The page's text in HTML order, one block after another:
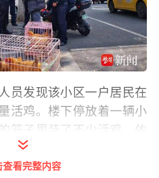
员发现该小区一户居民在
活鸡。楼下停放着一辆小
笼子里装了不少活鸡。依
管理条例》第十六条：城
鹅、兔、羊、猪等禽畜，
查看完整内容